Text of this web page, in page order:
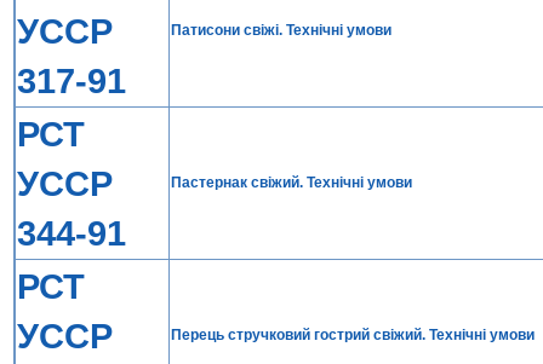
УССР
317-91
Патисони свiжi. Технiчнi умови
РСТ
УССР
344-91
Пастернак свiжий. Технiчнi умови
РСТ
УССР
Перець стручковий гострий свiжий. Технiчнi умови